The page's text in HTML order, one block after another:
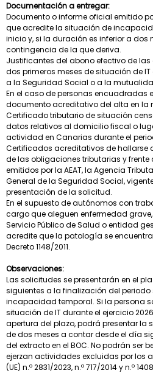
Documentación a entregar:
Documento o informe oficial emitido
que acredite la situación de
inicio y, si la duración es inferior a dos
contingencia de la que deriva.
Justificantes del abono efectivo de
dos primeros meses de situación de
a la Seguridad Social o a la
En el caso de personas encuadradas
documento acreditativo del alta en la
Certificado tributario de situación
datos relativos al domicilio fiscal o
actividad en Canarias durante el
Certificados acreditativos de hallarse
de las obligaciones tributarias y frente
emitidos por la AEAT, la Agencia
General de la Seguridad Social,
presentación de la solicitud.
En el supuesto de autónomos con
cargo que aleguen enfermedad
Servicio Público de Salud o entidad
acredite que la patología se
Decreto 1148/2011.
Observaciones:
Las solicitudes se presentarán en el
siguientes a la finalización del
incapacidad temporal. Si la persona
situación de IT durante el ejercicio
apertura del plazo, podrá presentar la
de dos meses a contar desde el día
del extracto en el BOC. No podrán ser
ejerzan actividades excluidas por los
(UE) n.º 2831/2023, n.º 717/2014 y n.º